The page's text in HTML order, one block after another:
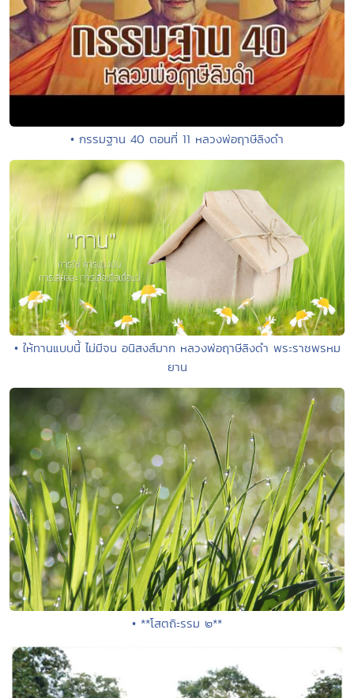
• กรรมฐาน 40 ตอนที่ 11 หลวงพ่อฤาษีลิงดำ
• ให้ทานแบบนี้ ไม่มีจน อนิสงส์มาก หลวงพ่อฤาษีลิงดำ พระราชพรหม
ยาน
• **โสตถิะรรม ๒**